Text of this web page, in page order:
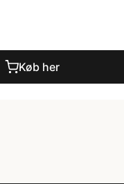
Køb her